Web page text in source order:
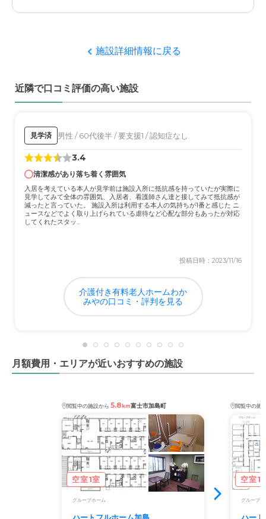
感じが良く話しやすいスタッフさん方で毎月郵便で届く施
設の様子を伝える月報に母の様子も書いてくれるので安心
外観・内装・居室・設備について
綺麗で清潔で個室で快適に過ごしていけると思った。食事
をする場所も快適そうで安心できると思った。
介護医療サービスについて
母の症状にあった適切な対応をしてくださるので安心して
静かな場所にあるので快適に過ごしていると思う。交通ア
クセスはちょっとわかりにくい場所にあるので最初に行っ
た時は迷った。
料金費用について
値段は高いが医療の心配が無い所を探していたので仕方が
ないと思う。本音はもう少し安いと助かる。
施設詳細情報に戻る
近隣で口コミ評価の高い施設
見学済 男性 / 60代後半 / 要支援1 / 認知症なし
3.4
清潔感があり落ち着く雰囲気
入居を考えている本人が見学前は施設入所に抵抗感を持っていたが実際に
見学してみて全体の雰囲気、入居者、看護師さん達と接してみて抵抗感が
減ったと言っていた。 施設入所は利用する本人の気持ちが1番と感じた ニ
ュースなどでよく取り上げられている虐待など心配な部分もあったが対応
してくれたスタッ...
投稿日時：2023/11/16
介護付き有料老人ホームわか
みやの口コミ・評判を見る
月額費用・エリアが近いおすすめの施設
閲覧中の施設から 5.8km富士市加島町
空室1室
グループホーム
閲覧中の施
空室1
グループホ